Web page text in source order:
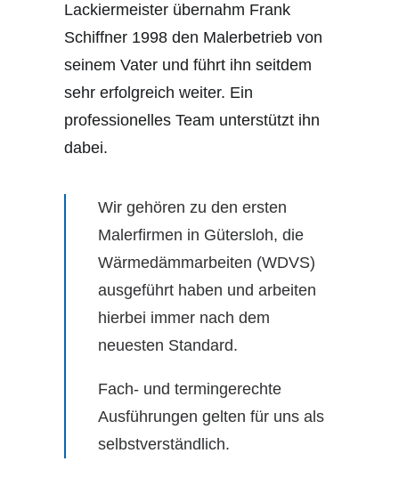
Lackiermeister übernahm Frank
Schiffner 1998 den Malerbetrieb von
seinem Vater und führt ihn seitdem
sehr erfolgreich weiter. Ein
professionelles Team unterstützt ihn
dabei.
Wir gehören zu den ersten
Malerfirmen in Gütersloh, die
Wärmedämmarbeiten (WDVS)
ausgeführt haben und arbeiten
hierbei immer nach dem
neuesten Standard.
Fach- und termingerechte
Ausführungen gelten für uns als
selbstverständlich.